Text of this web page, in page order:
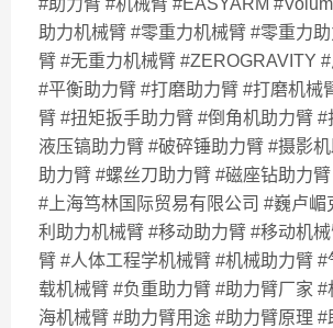
助力机械臂 #零重力机械臂 #零重力
臂 #无重力机械臂 #ZEROGRAVITY
#平衡助力臂 #打磨助力臂 #打磨机械
臂 #扭矩扳手助力臂 #倒角机助力臂
液压镐助力臂 #破碎锤助力臂 #摄影
助力臂 #螺丝刀助力臂 #磁座钻助力
#上海笃林国际贸易有限公司 #巍卢嵋
利助力机械臂 #移动助力臂 #移动机
臂 #人体工程学机械臂 #机械助力臂 #
载机械臂 #负重助力臂 #助力臂厂家 #
海机械臂 #助力臂用途 #助力臂原理